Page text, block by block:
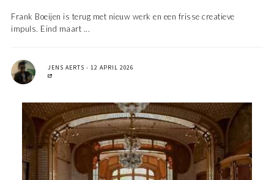
Frank Boeijen is terug met nieuw werk en een frisse creatieve
impuls. Eind maart ...
JENS AERTS 12 APRIL 2026